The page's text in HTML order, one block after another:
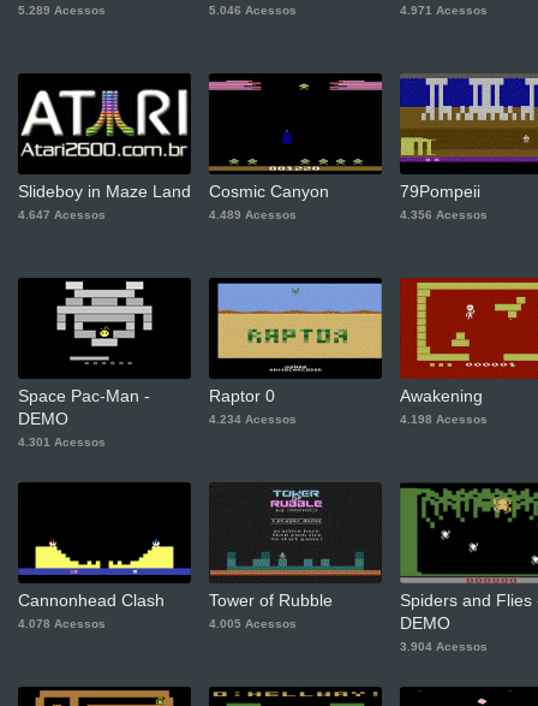
5.289 Acessos 5.046 Acessos 4.971 Acessos
Slideboy in Maze Land
4.647 Acessos
Cosmic Canyon
4.489 Acessos
79Pompeii
4.356 Acessos
Space Pac-Man -
DEMO
4.301 Acessos
Raptor 0
4.234 Acessos
Awakening
4.198 Acessos
Cannonhead Clash
4.078 Acessos
Tower of Rubble
4.005 Acessos
Spiders and Flies
DEMO
3.904 Acessos